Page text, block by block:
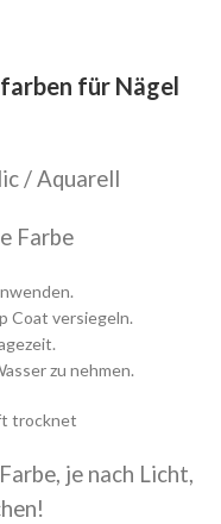
für Nägel
/ Aquarell
Farbe
Coat versiegeln.
zu nehmen.
trocknet
je nach Licht,